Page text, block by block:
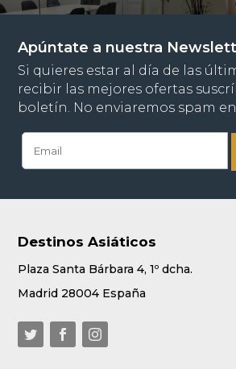
Apúntate a nuestra
Si quieres estar al día de las
recibir las mejores ofertas
boletín. No enviaremos spam
Destinos Asiáticos
Plaza Santa Bárbara 4, 1º dcha.
Madrid 28004 España